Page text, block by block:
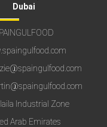
Dubai
Industrial Zone
Arab Emirates